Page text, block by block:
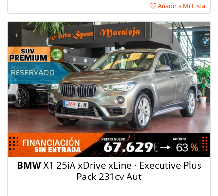
Añadir a Mi Lista
BMWX1 25iA xDrive xLine · Executive Plus
Pack 231cv Aut